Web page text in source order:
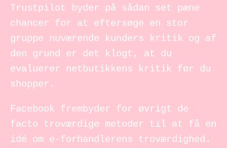
Trustpilot byder på sådan set pæne
chancer for at eftersøge en stor
gruppe nuværende kunders kritik og af
den grund er det klogt, at du
evaluerer netbutikkens kritik før du
shopper.
Facebook frembyder for øvrigt de
facto troværdige metoder til at få en
idé om e-forhandlerens troværdighed.